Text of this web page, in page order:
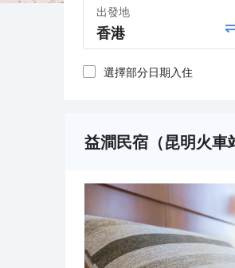
出發地
選擇部分日期入住
益澗民宿（昆明火